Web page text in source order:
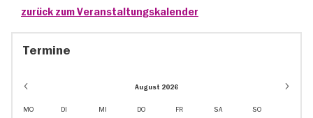
zurück zum Veranstaltungskalender
Termine
August 2026
MO DI MI DO FR SA SO